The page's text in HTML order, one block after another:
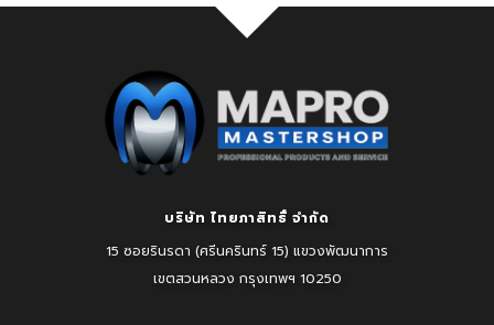
บริษัท ไทยภาสิทธิ์ จำกัด
15 ซอยรินรดา (ศรีนครินทร์ 15) แขวงพัฒนาการ
เขตสวนหลวง กรุงเทพฯ 10250